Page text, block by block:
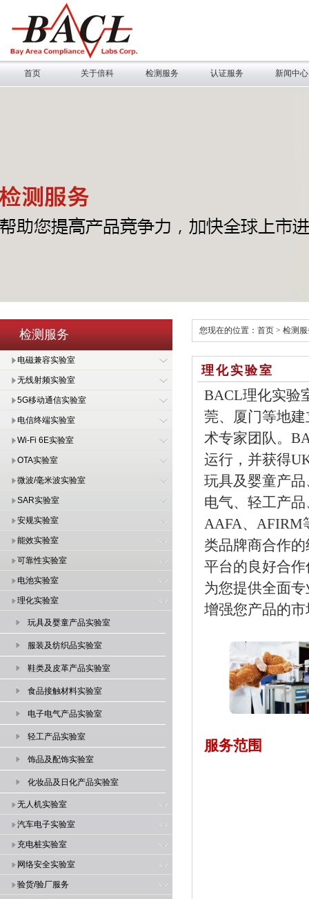
首页 关于倍科 检测服务 认证服务 新闻中心
检测服务
电磁兼容实验室
无线射频实验室
5G移动通信实验室
电信终端实验室
Wi-Fi 6E实验室
OTA实验室
微波/毫米波实验室
SAR实验室
安规实验室
能效实验室
可靠性实验室
电池实验室
理化实验室
玩具及婴童产品实验室
服装及纺织品实验室
鞋类及皮革产品实验室
食品接触材料实验室
电子电气产品实验室
轻工产品实验室
饰品及配饰实验室
化妆品及日化产品实验室
无人机实验室
汽车电子实验室
充电桩实验室
网络安全实验室
验货/验厂服务
您现在的位置： 首页 > 检测
理化实验室
BACL理化实验
莞、厦门等地
术专家团队。
运行，并获得
玩具及婴童产
电气、轻工产
AAFA、AFIRM
类品牌商合作
平台的良好合
为您提供全面
增强您产品的
服务范围